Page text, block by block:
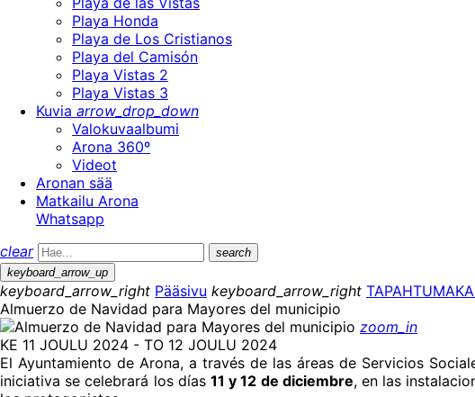
Playa Honda
Playa de Los Cristianos
Playa del Camisón
Playa Vistas 2
Playa Vistas 3
Kuvia arrow_drop_down
Valokuvaalbumi
Arona 360º
Videot
Aronan sää
Matkailu Arona
Whatsapp
clear
search
keyboard_arrow_up
keyboard_arrow_right Pääsivu keyboard_arrow_right
Almuerzo de Navidad para Mayores del municipio
zoom_in
KE 11 JOULU 2024 - TO 12 JOULU 2024
El Ayuntamiento de Arona, a través de las áreas de Servicios
iniciativa se celebrará los días 11 y 12 de diciembre, en las